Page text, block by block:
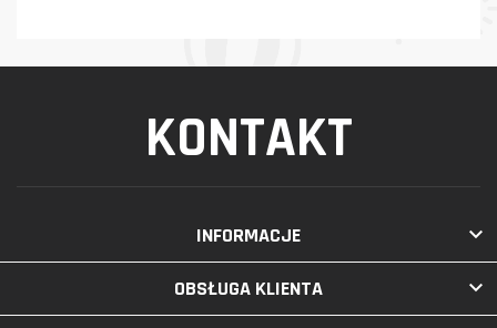
KONTAKT
INFORMACJE 
OBSŁUGA KLIENTA 